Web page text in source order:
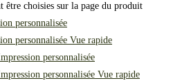
être choisies sur la page du produit
Vue rapide
Vue rapide